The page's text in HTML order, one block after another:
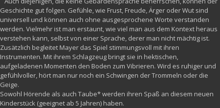
Geschichte gut folgen. Gefühle, wie Frust, Freude, Ärger oder Wut sind
universell und können auch ohne ausgesprochene Worte verstanden
werden. Vielmehr ist man erstaunt, wie viel man aus dem Kontext heraus
verstehen kann, selbst von einer Sprache, derer man nicht mächtig ist.
Zusätzlich begleitet Mayer das Spiel stimmungsvoll mit ihren
Instrumenten. Mit ihrem Schlagzeug bringt sie in hektischen,
aufgeladenen Momenten den Boden zum Vibrieren. Wird es ruhiger und
gefühlvoller, hört man nur noch ein Schwingen der Trommeln oder die
Geige.
Sowohl Hörende als auch Taube* werden ihren Spaß an diesem neuen
Kinderstück (geeignet ab 5 Jahren) haben.